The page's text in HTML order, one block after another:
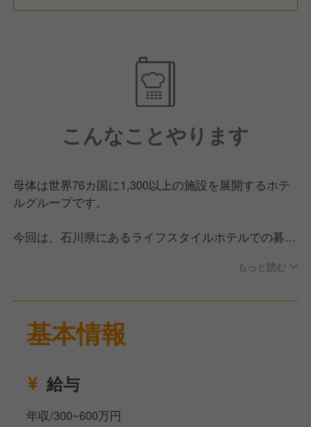
こんなことやります
母体は世界76カ国に1,300以上の施設を展開するホテ
ルグループです。
今回は、石川県にあるライフスタイルホテルでの募集
金沢の魅力を発信しつつ、国内外のお客様に一流のお
ています。
フレンチやハンバーガーを含む洋業態の調理業務を担
当していただきます。
対応力とスピード感が必要です。
英語スキルも磨ける環境で、国際的なゲストとのコミ
ュニケーションを通じてスキルアップを図れます。
もっと読む
基本情報
給与
年収/300~600万円